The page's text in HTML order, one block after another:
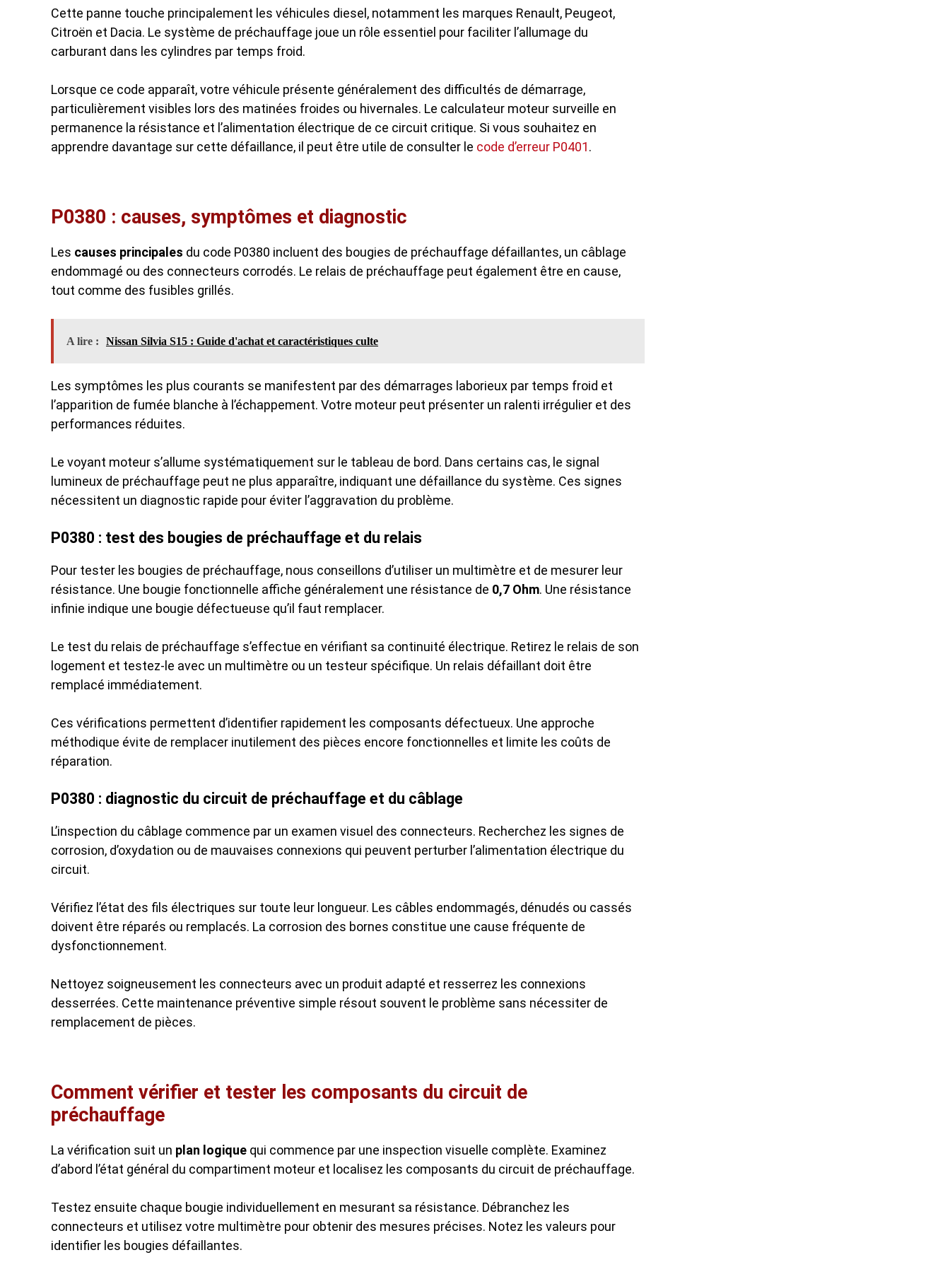
Cette panne touche principalement les véhicules diesel, notamment les marques Renault, Peugeot,
Citroën et Dacia. Le système de préchauffage joue un rôle essentiel pour faciliter l’allumage du
carburant dans les cylindres par temps froid.
Lorsque ce code apparaît, votre véhicule présente généralement des difficultés de démarrage,
particulièrement visibles lors des matinées froides ou hivernales. Le calculateur moteur surveille en
permanence la résistance et l’alimentation électrique de ce circuit critique. Si vous souhaitez en
apprendre davantage sur cette défaillance, il peut être utile de consulter le code d’erreur P0401.
P0380 : causes, symptômes et diagnostic
Les causes principales du code P0380 incluent des bougies de préchauffage défaillantes, un câblage
endommagé ou des connecteurs corrodés. Le relais de préchauffage peut également être en cause,
tout comme des fusibles grillés.
A lire : Nissan Silvia S15 : Guide d'achat et caractéristiques culte
Les symptômes les plus courants se manifestent par des démarrages laborieux par temps froid et
l’apparition de fumée blanche à l’échappement. Votre moteur peut présenter un ralenti irrégulier et des
performances réduites.
Le voyant moteur s’allume systématiquement sur le tableau de bord. Dans certains cas, le signal
lumineux de préchauffage peut ne plus apparaître, indiquant une défaillance du système. Ces signes
nécessitent un diagnostic rapide pour éviter l’aggravation du problème.
P0380 : test des bougies de préchauffage et du relais
Pour tester les bougies de préchauffage, nous conseillons d’utiliser un multimètre et de mesurer leur
résistance. Une bougie fonctionnelle affiche généralement une résistance de 0,7 Ohm. Une résistance
infinie indique une bougie défectueuse qu’il faut remplacer.
Le test du relais de préchauffage s’effectue en vérifiant sa continuité électrique. Retirez le relais de son
logement et testez-le avec un multimètre ou un testeur spécifique. Un relais défaillant doit être
remplacé immédiatement.
Ces vérifications permettent d’identifier rapidement les composants défectueux. Une approche
méthodique évite de remplacer inutilement des pièces encore fonctionnelles et limite les coûts de
réparation.
P0380 : diagnostic du circuit de préchauffage et du câblage
L’inspection du câblage commence par un examen visuel des connecteurs. Recherchez les signes de
corrosion, d’oxydation ou de mauvaises connexions qui peuvent perturber l’alimentation électrique du
circuit.
Vérifiez l’état des fils électriques sur toute leur longueur. Les câbles endommagés, dénudés ou cassés
doivent être réparés ou remplacés. La corrosion des bornes constitue une cause fréquente de
dysfonctionnement.
Nettoyez soigneusement les connecteurs avec un produit adapté et resserrez les connexions
desserrées. Cette maintenance préventive simple résout souvent le problème sans nécessiter de
remplacement de pièces.
Comment vérifier et tester les composants du circuit de
préchauffage
La vérification suit un plan logique qui commence par une inspection visuelle complète. Examinez
d’abord l’état général du compartiment moteur et localisez les composants du circuit de préchauffage.
Testez ensuite chaque bougie individuellement en mesurant sa résistance. Débranchez les
connecteurs et utilisez votre multimètre pour obtenir des mesures précises. Notez les valeurs pour
identifier les bougies défaillantes.